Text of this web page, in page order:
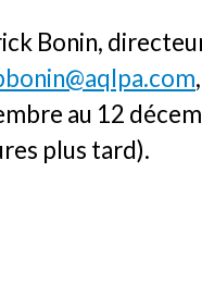
Bonin,
au 12
plus tard).